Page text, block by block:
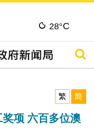
28°C
搜寻
繁
简
项 六百多位澳